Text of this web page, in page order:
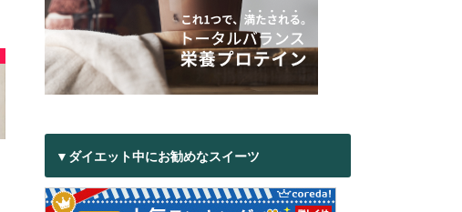
▼ダイエット中にお勧めなスイーツ